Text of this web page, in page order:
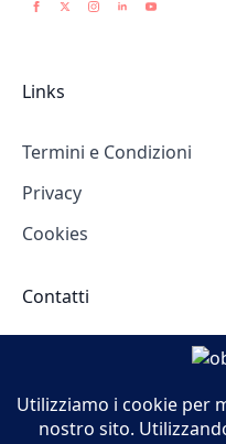
Links
Termini e Condizioni
Privacy
Cookies
Contatti
info@obloadv.it